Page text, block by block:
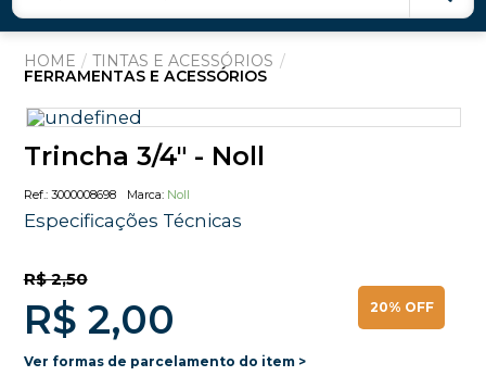
TINTAS E ACESSÓRIOS
FERRAMENTAS E ACESSÓRIOS
Trincha 3/4" - Noll
3000008698 Noll
Especificações Técnicas
20% OFF
R$ 2,50
R$ 2,00
Ver formas de parcelamento do item >